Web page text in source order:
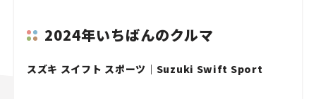
2024年いちばんのクルマ
スズキ スイフト スポーツ｜Suzuki Swift Sport